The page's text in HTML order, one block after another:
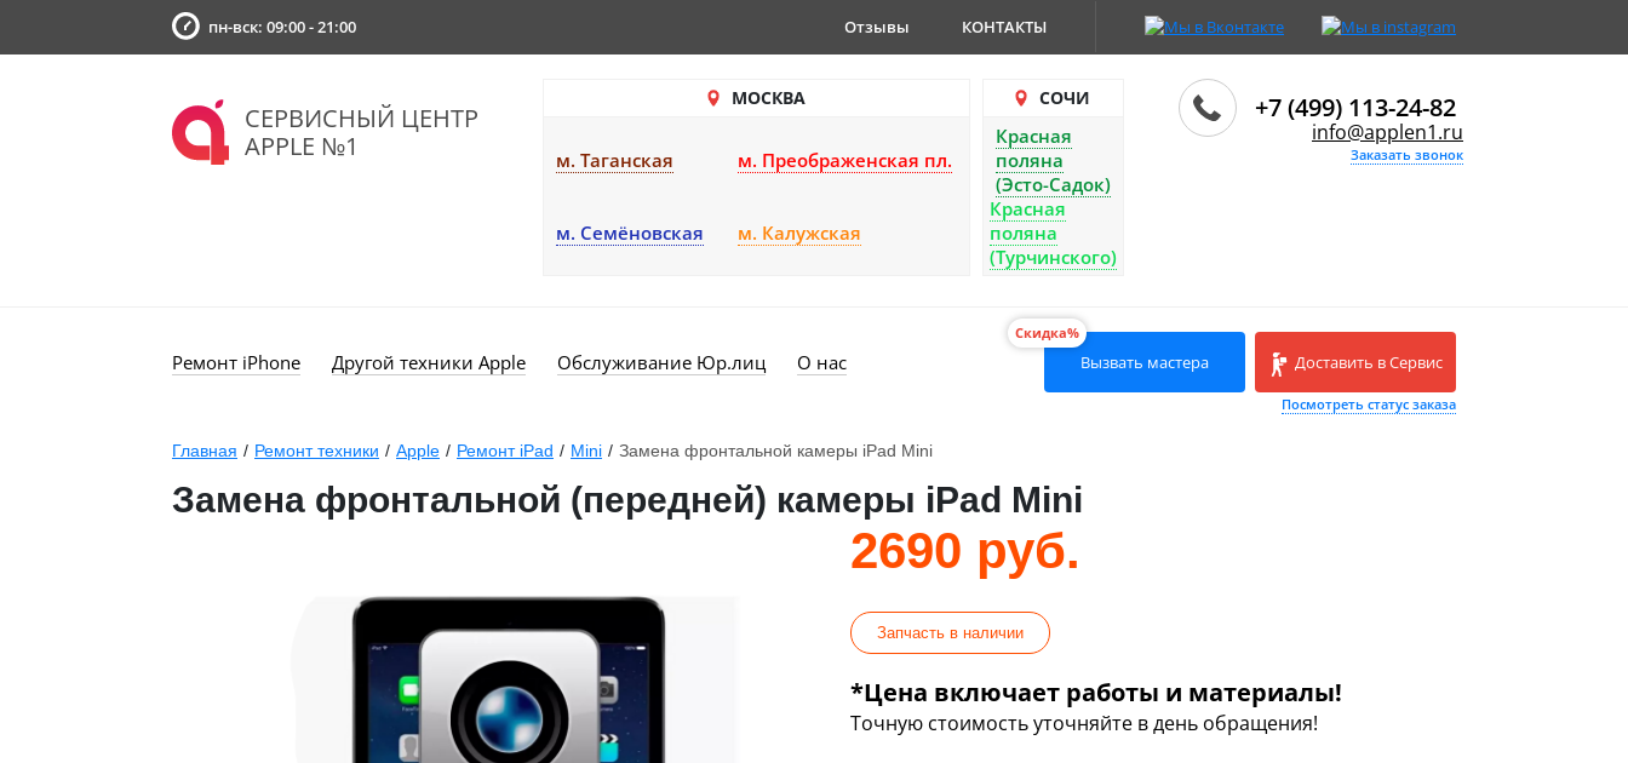
пн-вск: 09:00 - 21:00 Отзывы КОНТАКТЫ
СЕРВИСНЫЙ ЦЕНТР
APPLE №1
МОСКВА
м. Таганская м. Преображенская пл.
м. Семёновская м. Калужская
СОЧИ
Красная
поляна
(Эсто-Садок)
Красная
поляна
(Турчинского)
+7 (499) 113-24-82
info@applen1.ru
Заказать звонок
Ремонт iPhone Другой техники Apple Обслуживание Юр.лиц О нас
Скидка%
Вызвать мастера Доставить в Сервис
Посмотреть статус заказа
Главная / Ремонт техники / Apple / Ремонт iPad / Mini / Замена фронтальной камеры iPad Mini
Замена фронтальной (передней) камеры iPad Mini
2690 руб.
Запчасть в наличии
*Цена включает работы и материалы!
Точную стоимость уточняйте в день обращения!